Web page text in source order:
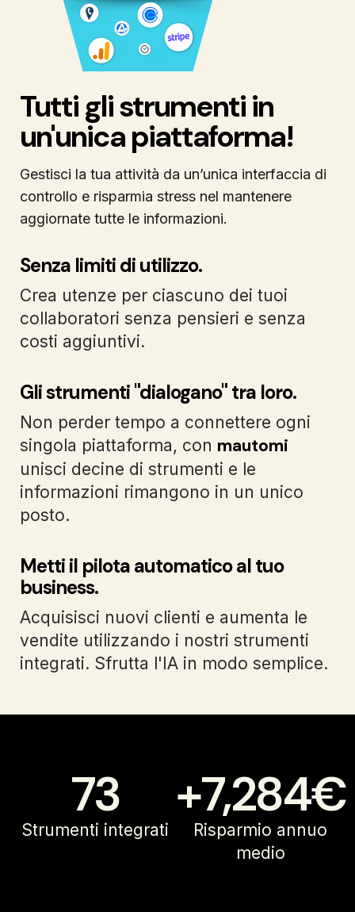
Tutti gli strumenti in
un'unica piattaforma!
Gestisci la tua attività da un’unica interfaccia di
controllo e risparmia stress nel mantenere
aggiornate tutte le informazioni.
Senza limiti di utilizzo.
Crea utenze per ciascuno dei tuoi
collaboratori senza pensieri e senza
costi aggiuntivi.
Gli strumenti "dialogano" tra loro.
Non perder tempo a connettere ogni
singola piattaforma, con mautomi
unisci decine di strumenti e le
informazioni rimangono in un unico
posto.
Metti il pilota automatico al tuo
business.
Acquisisci nuovi clienti e aumenta le
vendite utilizzando i nostri strumenti
integrati. Sfrutta l'IA in modo semplice.
Strumenti integrati
73
Risparmio annuo
medio
+7,284€